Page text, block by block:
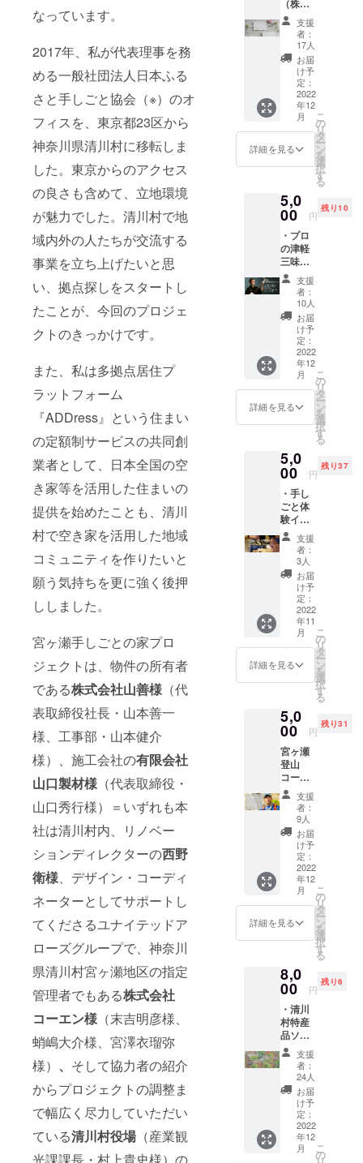
なっています。
2017年、私が代表理事を務
める一般社団法人日本ふる
さと手しごと協会（※）のオ
フィスを、東京都23区から
神奈川県清川村に移転しま
した。東京からのアクセス
の良さも含めて、立地環境
が魅力でした。清川村で地
域内外の人たちが交流する
事業を立ち上げたいと思
い、拠点探しをスタートし
たことが、今回のプロジェ
クトのきっかけです。
また、私は多拠点居住プ
ラットフォーム
『ADDress』という住まい
の定額制サービスの共同創
業者として、日本全国の空
き家等を活用した住まいの
提供を始めたことも、清川
村で空き家を活用した地域
コミュニティを作りたいと
願う気持ちを更に強く後押
ししました。
宮ヶ瀬手しごとの家プロ
ジェクトは、物件の所有者
である株式会社山善様 （代
表取締役社長・山本善一
様、工事部・山本健介
様）、施工会社の有限会社
山口製材様 （代表取締役・
山口秀行様）＝いずれも本
社は清川村内、リノベー
ションディレクターの西野
衛様、デザイン・コーディ
ネーターとしてサポートし
てくださるユナイテッドア
ローズグループで、神奈川
県清川村宮ヶ瀬地区の指定
管理者でもある株式会社
コーエン様 （末吉明彦様、
蛸嶋大介様、宮澤衣瑠弥
様） 、 そして協力者の紹介
からプロジェクトの調整ま
で幅広く尽力していただい
ている清川村役場（産業観
光課課長・村上貴史様）の
会社さ
とくら
し）の
公式サ
イト上
の支援
者一覧
にニッ
クネー
ムを記
載 掲
載期間
（ホー
ジ内に
恒久的
に掲載
しま
す）
掲載方
法（文
字の
み） ※
支援
時、必
ず備考
欄に掲
載を希
望され
るお名
前をご
動報
告、ま
た宮ヶ
瀬エリ
アの様
子を
CAMPF
IRE上、
または
noteに
て発信
してい
きま
す。
オープ
ンに至
るまで
統工芸
品の紹
を予定
してい
ます。
支援
者：
17人
お届
け予
定：
2022
年12
月
詳細を見る
こ
の
リ
タ
ー
ン
を
選
択
す
る
5,0
00 円
残り10
・プロ
の津軽
三味線
奏者に
よる演
奏会招
待券
（軽飲
食付）
12月18
（日）
開催予
定 ・
宮ヶ瀬
湖ご案
川村特
産品お
土産
セット
・運営
会社
（株式
会社さ
とくら
し）の
公式サ
イト上
の支援
者一覧
にニッ
クネー
ムを記
ムペー
ジ内に
恒久的
に掲載
しま
す）
掲載方
法（文
字の
み） ※
支援
時、必
ず備考
欄に掲
載を希
望され
るお名
い。 ＊
日程
日
（日）
開催 ＊
場所
宮ヶ瀬
手しご
との家
（神奈
川県愛
甲郡清
川村
宮ヶ瀬
支援
者：
10人
お届
け予
定：
2022
年12
月
詳細を見る
こ
の
リ
タ
ー
ン
を
選
択
す
る
5,0
00 円
残り37
・手し
ごと体
験イベ
ント参
加券
「和蝋
燭」づ
くり
ワーク
ショッ
プ 11月
26日
（土）
開催予
定 ・運
営会社
会社さ
とくら
し）の
公式サ
イト上
の支援
者一覧
にニッ
クネー
ムを記
載 掲
載期間
（ホー
ムペー
ジ内に
恒久的
に掲載
法（文
字の
み） ※
支援
時、必
ず備考
欄に掲
載を希
望され
るお名
前をご
記入く
ださ
い。 ＊
日程
支援
者：
3人
お届
け予
定：
2022
年11
月
詳細を見る
こ
の
リ
タ
ー
ン
を
選
択
す
る
5,0
00 円
残り31
宮ヶ瀬
登山
コース
・2022
年エベ
レスト
登頂成
功した
登山家
と歩く
丹沢ト
レッキ
ング
（ゴー
ル地点
でコー
杯付）
11月
12日
（土）
13日
（日）
の2日間
に分け
て行う
予定で
す（雨
天の場
合、イ
ベント
内容を
支援
者：
9人
お届
け予
定：
2022
年12
月
詳細を見る
こ
の
リ
タ
ー
ン
を
選
択
す
る
8,0
00 円
残り6
・清川
村特産
品ソー
セージ
詰め合
わせ ・
運営会
社（株
式会社
さとく
らし）
の公式
支援
者：
24人
お届
け予
定：
2022
年12
月
こ
の